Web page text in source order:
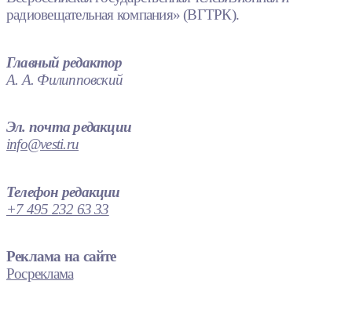
радиовещательная компания» (ВГТРК).
Главный редактор
А. А. Филипповский
Эл. почта редакции
info@vesti.ru
Телефон редакции
+7 495 232 63 33
Реклама на сайте
Росреклама